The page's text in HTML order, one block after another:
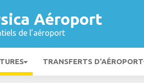
Aéroport
de l’aéroport
TRANSFERTS D'AÉROPORT